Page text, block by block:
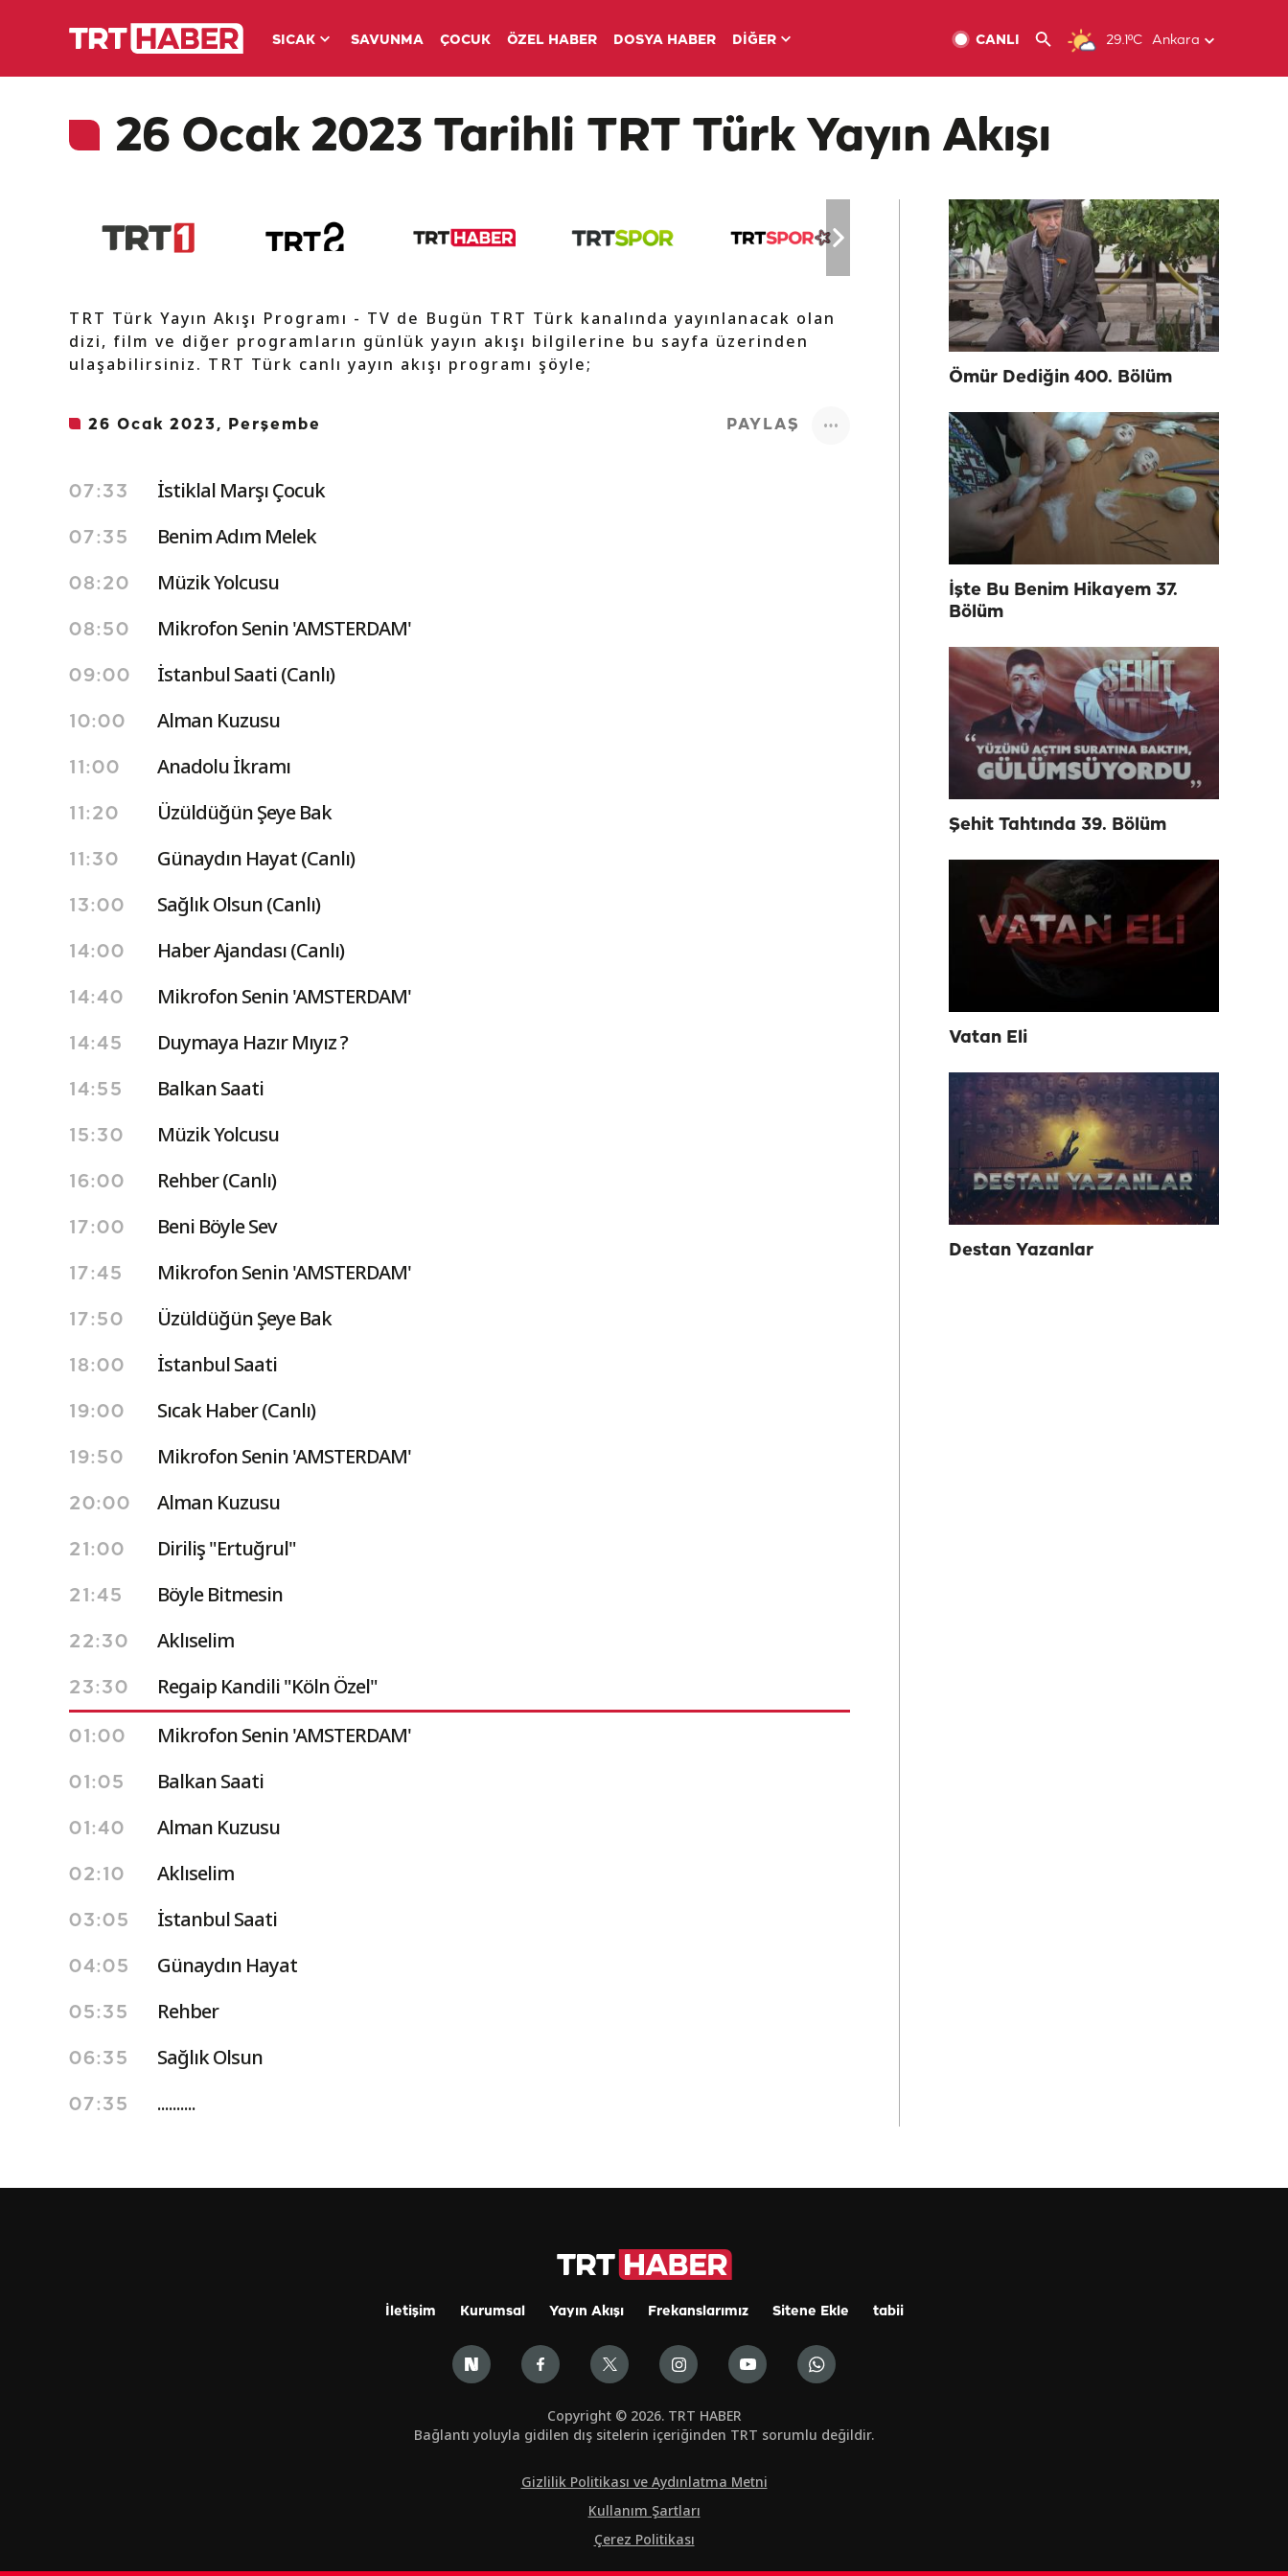
SICAK SAVUNMA ÇOCUK ÖZEL HABER DOSYA HABER DİĞER 29.1ºC Ankara
CANLI
26 Ocak 2023 Tarihli TRT Türk Yayın Akışı
TRT Türk Yayın Akışı Programı - TV de Bugün TRT Türk kanalında yayınlanacak olan
dizi, film ve diğer programların günlük yayın akışı bilgilerine bu sayfa üzerinden
ulaşabilirsiniz. TRT Türk canlı yayın akışı programı şöyle;
26 Ocak 2023, Perşembe PAYLAŞ
07:33 İstiklal Marşı Çocuk
07:35 Benim Adım Melek
08:20 Müzik Yolcusu
08:50 Mikrofon Senin 'AMSTERDAM'
09:00 İstanbul Saati (Canlı)
10:00 Alman Kuzusu
11:00 Anadolu İkramı
11:20 Üzüldüğün Şeye Bak
11:30 Günaydın Hayat (Canlı)
13:00 Sağlık Olsun (Canlı)
14:00 Haber Ajandası (Canlı)
14:40 Mikrofon Senin 'AMSTERDAM'
14:45 Duymaya Hazır Mıyız ?
14:55 Balkan Saati
15:30 Müzik Yolcusu
16:00 Rehber (Canlı)
17:00 Beni Böyle Sev
17:45 Mikrofon Senin 'AMSTERDAM'
17:50 Üzüldüğün Şeye Bak
18:00 İstanbul Saati
19:00 Sıcak Haber (Canlı)
19:50 Mikrofon Senin 'AMSTERDAM'
20:00 Alman Kuzusu
21:00 Diriliş "Ertuğrul"
21:45 Böyle Bitmesin
22:30 Aklıselim
23:30 Regaip Kandili "Köln Özel"
01:00 Mikrofon Senin 'AMSTERDAM'
01:05 Balkan Saati
01:40 Alman Kuzusu
02:10 Aklıselim
03:05 İstanbul Saati
04:05 Günaydın Hayat
05:35 Rehber
06:35 Sağlık Olsun
07:35 ..........
Ömür Dediğin 400. Bölüm
İşte Bu Benim Hikayem 37.
Bölüm
Şehit Tahtında 39. Bölüm
Vatan Eli
Destan Yazanlar
İletişim Kurumsal Yayın Akışı Frekanslarımız Sitene Ekle tabii
Copyright © 2026. TRT HABER
Bağlantı yoluyla gidilen dış sitelerin içeriğinden TRT sorumlu değildir.
Gizlilik Politikası ve Aydınlatma Metni
Kullanım Şartları
Çerez Politikası